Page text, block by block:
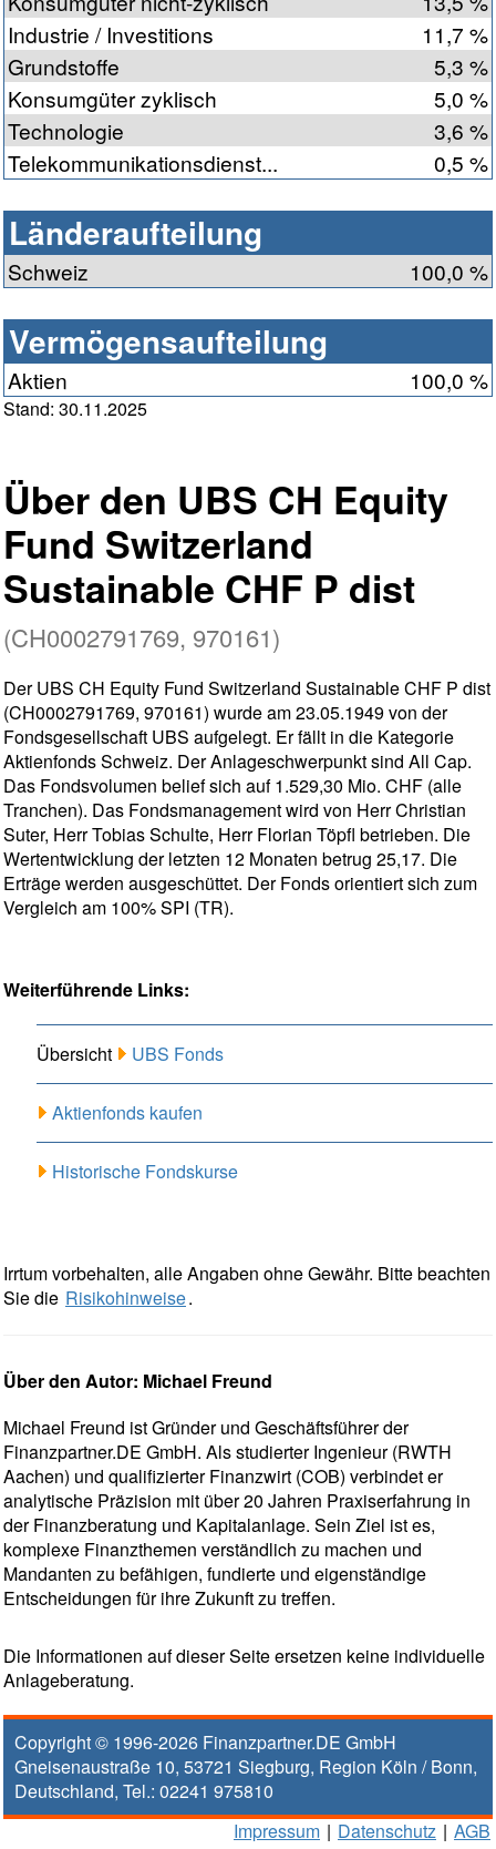
Industrie / Investitions
11,7 %
Grundstoffe
5,3 %
Konsumgüter zyklisch
5,0 %
Technologie
3,6 %
Telekommunikationsdienst...
0,5 %
Länderaufteilung
Schweiz 100,0 %
Vermögensaufteilung
Aktien 100,0 %
Stand: 30.11.2025
Über den UBS CH Equity
Fund Switzerland
Sustainable CHF P dist
(CH0002791769, 970161)
Der UBS CH Equity Fund Switzerland Sustainable CHF P dist
(CH0002791769, 970161) wurde am 23.05.1949 von der
Fondsgesellschaft UBS aufgelegt. Er fällt in die Kategorie
Aktienfonds Schweiz. Der Anlageschwerpunkt sind All Cap.
Das Fondsvolumen belief sich auf 1.529,30 Mio. CHF (alle
Tranchen). Das Fondsmanagement wird von Herr Christian
Suter, Herr Tobias Schulte, Herr Florian Töpfl betrieben. Die
Wertentwicklung der letzten 12 Monaten betrug 25,17. Die
Erträge werden ausgeschüttet. Der Fonds orientiert sich zum
Vergleich am 100% SPI (TR).
Weiterführende Links:
Übersicht UBS Fonds
Aktienfonds kaufen
Historische Fondskurse
Irrtum vorbehalten, alle Angaben ohne Gewähr. Bitte beachten
Sie die Risikohinweise.
Über den Autor: Michael Freund
Michael Freund ist Gründer und Geschäftsführer der
Finanzpartner.DE GmbH. Als studierter Ingenieur (RWTH
Aachen) und qualifizierter Finanzwirt (COB) verbindet er
analytische Präzision mit über 20 Jahren Praxiserfahrung in
der Finanzberatung und Kapitalanlage. Sein Ziel ist es,
komplexe Finanzthemen verständlich zu machen und
Mandanten zu befähigen, fundierte und eigenständige
Entscheidungen für ihre Zukunft zu treffen.
Die Informationen auf dieser Seite ersetzen keine individuelle
Anlageberatung.
Copyright © 1996-2026 Finanzpartner.DE GmbH
Gneisenaustraße 10, 53721 Siegburg, Region Köln / Bonn,
Deutschland, Tel.: 02241 975810
Impressum | Datenschutz | AGB